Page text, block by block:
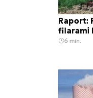
Raport:
filarami
6 min.